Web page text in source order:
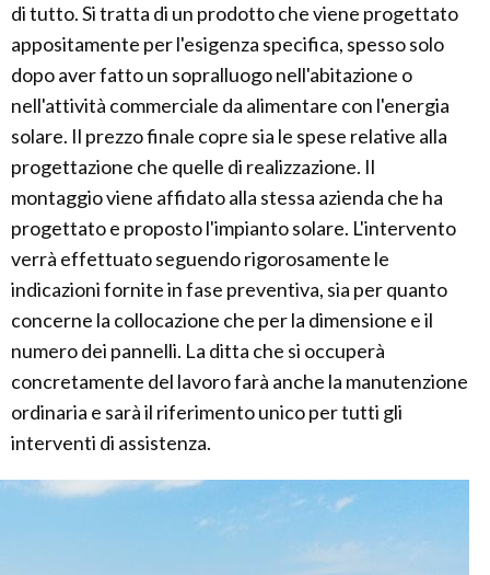
di tutto. Si tratta di un prodotto che viene progettato
appositamente per l'esigenza specifica, spesso solo
dopo aver fatto un sopralluogo nell'abitazione o
nell'attività commerciale da alimentare con l'energia
solare. Il prezzo finale copre sia le spese relative alla
progettazione che quelle di realizzazione. Il
montaggio viene affidato alla stessa azienda che ha
progettato e proposto l'impianto solare. L'intervento
verrà effettuato seguendo rigorosamente le
indicazioni fornite in fase preventiva, sia per quanto
concerne la collocazione che per la dimensione e il
numero dei pannelli. La ditta che si occuperà
concretamente del lavoro farà anche la manutenzione
ordinaria e sarà il riferimento unico per tutti gli
interventi di assistenza.